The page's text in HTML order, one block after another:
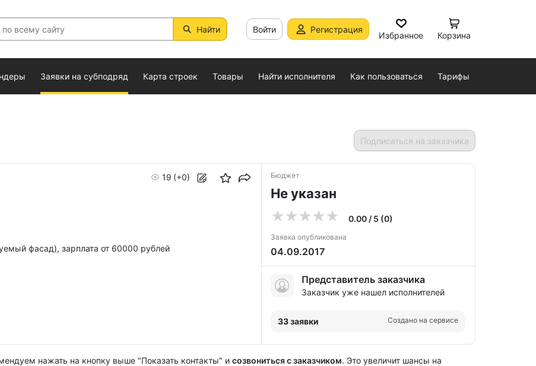
Найти Войти Регистрация
Избранное Корзина
Заявки на субподряд Карта строек Товары Найти исполнителя Как пользоваться Тарифы
Подписаться на заказчика
19 (+0)
фасад), зарплата от 60000 рублей
Бюджет
Не указан
0.00 / 5 (0)
Заявка опубликована
04.09.2017
Представитель заказчика
Заказчик уже нашел исполнителей
33 заявки Создано на сервисе
нажать на кнопку выше "Показать контакты" и созвониться с заказчиком. Это увеличит шансы на